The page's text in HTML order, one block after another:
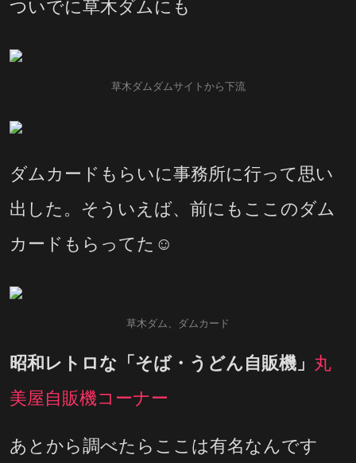
ついでに草木ダムにも
草木ダムダムサイトから下流
ダムカードもらいに事務所に行って思い
出した。そういえば、前にもここのダム
カードもらってた☺
草木ダム、ダムカード
昭和レトロな「そば・うどん自販機」 丸
美屋自販機コーナー
あとから調べたらここは有名なんです